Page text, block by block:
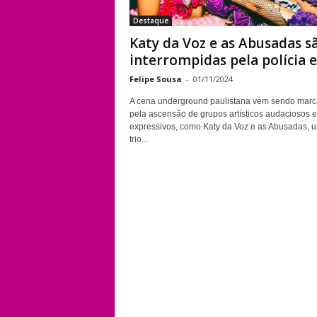
Destaque
Katy da Voz e as Abusadas
interrompidas pela polícia
Felipe Sousa - 01/11/2024
A cena underground paulistana vem sendo
pela ascensão de grupos artísticos audaciosos e
expressivos, como Katy da Voz e as Abusadas,
trio...